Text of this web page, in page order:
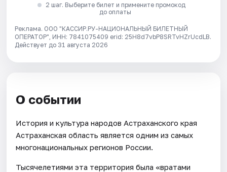
2 шаг. Выберите билет и примените промокод
до оплаты
Реклама. ООО "КАССИР.РУ-НАЦИОНАЛЬНЫЙ БИЛЕТНЫЙ
ОПЕРАТОР", ИНН: 7841075409 erid: 25H8d7vbP8SRTvHZrUcdLB.
Действует до 31 августа 2026
О событии
История и культура народов Астраханского края
Астраханская область является одним из самых
многонациональных регионов России.
Тысячелетиями эта территория была «вратами